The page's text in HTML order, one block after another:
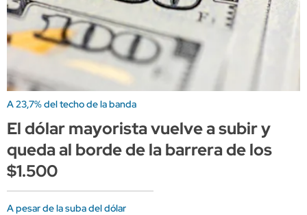
A 23,7% del techo de la banda
El dólar mayorista vuelve a subir y
queda al borde de la barrera de los
$1.500
A pesar de la suba del dólar